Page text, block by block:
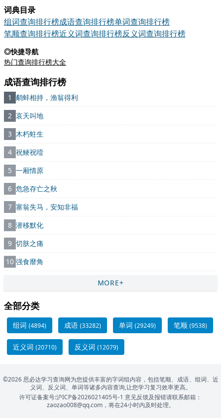
词典目录
组词查询排行榜成语查询排行榜单词查询排行榜
笔顺查询排行榜近义词查询排行榜反义词查询排行榜
◎快捷导航
热门查询排行榜大全
成语查询排行榜
1 鹬蚌相持，渔翁得利
2 哀天叫地
3 木朽蛀生
4 祝鲠祝噎
5 一厢情原
6 危急存亡之秋
7 塞翁失马，安知非福
8 潜移默化
9 切肤之痛
10 强食靡角
MORE+
全部分类
组词 (4894) 成语 (33282) 单词 (29249) 笔顺 (9538)
近义词 (20710) 反义词 (12079)
©2026 思必达学习查询网为您提供丰富的字词组内容，包括笔顺、成语、组词、近
义词、反义词、单词等诸多内容查询,让您学习复习效率更高。
许可证备案号:沪ICP备2026021405号-1 意见反馈及报错请联系邮箱：
zaozao008@qq.com，将在24小时内及时处理。